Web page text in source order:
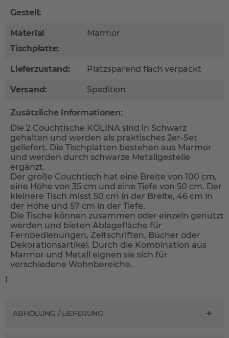
Gestell:
Material
Tischplatte:
Marmor
Lieferzustand: Platzsparend flach verpackt
Versand: Spedition
Zusätzliche Informationen:
Die 2 Couchtische KOLINA sind in Schwarz
gehalten und werden als praktisches 2er-Set
geliefert. Die Tischplatten bestehen aus Marmor
und werden durch schwarze Metallgestelle
ergänzt.
Der große Couchtisch hat eine Breite von 100 cm,
eine Höhe von 35 cm und eine Tiefe von 50 cm. Der
kleinere Tisch misst 50 cm in der Breite, 46 cm in
der Höhe und 57 cm in der Tiefe.
Die Tische können zusammen oder einzeln genutzt
werden und bieten Ablagefläche für
Fernbedienungen, Zeitschriften, Bücher oder
Dekorationsartikel. Durch die Kombination aus
Marmor und Metall eignen sie sich für
verschiedene Wohnbereiche.
}
ABHOLUNG / LIEFERUNG